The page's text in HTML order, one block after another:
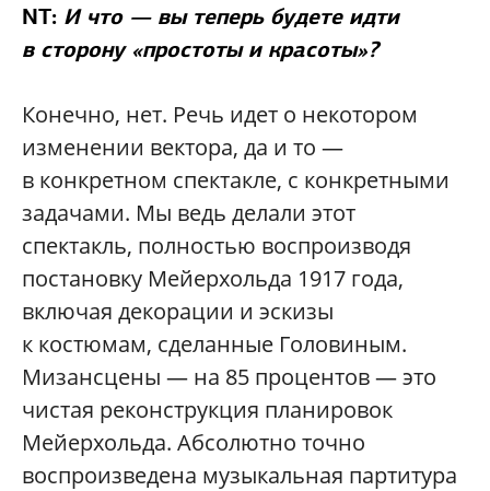
NT: И что — вы теперь будете идти
в сторону «простоты и красоты»?
Конечно, нет. Речь идет о некотором
изменении вектора, да и то —
в конкретном спектакле, с конкретными
задачами. Мы ведь делали этот
спектакль, полностью воспроизводя
постановку Мейерхольда 1917 года,
включая декорации и эскизы
к костюмам, сделанные Головиным.
Мизансцены — на 85 процентов — это
чистая реконструкция планировок
Мейерхольда. Абсолютно точно
воспроизведена музыкальная партитура